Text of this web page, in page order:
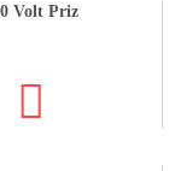
Volt Priz